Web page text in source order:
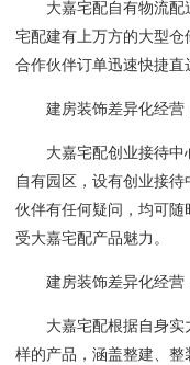
大嘉宅配自有物流配
宅配建有上万方的大型
合作伙伴订单迅速快捷直
建房装饰差异化经营
大嘉宅配创业接待中
自有园区，设有创业接
伙伴有任何疑问，均可
受大嘉宅配产品魅力。
建房装饰差异化经营
大嘉宅配根据自身实
样的产品，涵盖整建、